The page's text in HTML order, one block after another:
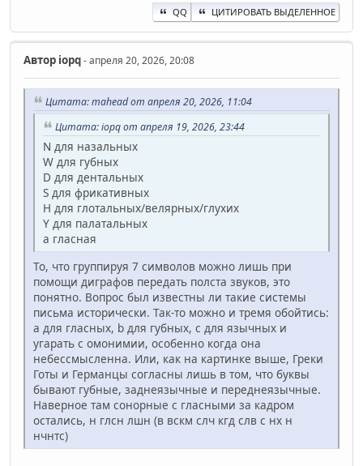
QQ ЦИТИРОВАТЬ ВЫДЕЛЕННОЕ
Автор iopq- апреля 20, 2026, 20:08
Цитата: mahead от апреля 20, 2026, 11:04
Цитата: iopq от апреля 19, 2026, 23:44
N для назальных
W для губных
D для дентальных
S для фрикативных
H для глотальных/велярных/глухих
Y для палатальных
a гласная
То, что группируя 7 символов можно лишь при
помощи диграфов передать полста звуков, это
понятно. Вопрос был известны ли такие системы
письма исторически. Так-то можно и тремя обойтись:
a для гласных, b для губных, c для язычных и
угарать с омонимии, особенно когда она
небессмысленна. Или, как на картинке выше, Греки
Готы и Германцы согласны лишь в том, что буквы
бывают губные, заднеязычные и переднеязычные.
Наверное там сонорные с гласными за кадром
остались, н глсн лшн (в вскм слч кгд слв с нх н
нчнтс)